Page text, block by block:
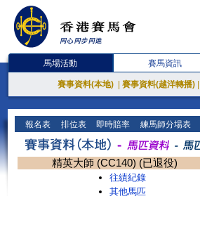
馬場活動 賽馬資訊
賽事資料(本地) 賽事資料(越洋轉播)
報名表 排位表 即時賠率 練馬師分場表
精英大師 (CC140) (已退役)
往績紀錄
其他馬匹